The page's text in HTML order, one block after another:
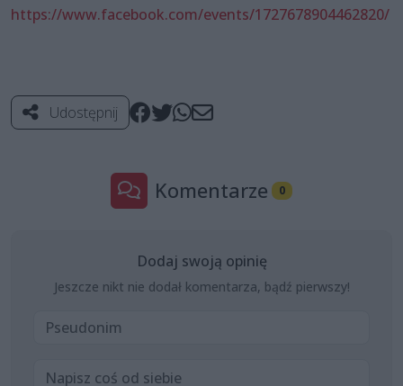
https://www.facebook.com/events/1727678904462820/
Udostępnij
Komentarze 0
Dodaj swoją opinię
Jeszcze nikt nie dodał komentarza, bądź pierwszy!